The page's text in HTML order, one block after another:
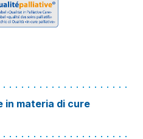
in materia di cure